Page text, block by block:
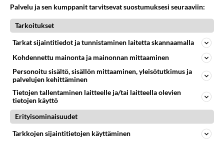
Mulla alkoi eilen illalla ihan tyhjästä todella voimakas
vesiripuli. Päivän olin ollut töissä ja olo hyvä, mitä nyt
yli ...
08.07.2006 09:12 81 68221
SISÄTAUDIT Vastattu 1v
Mieheni on sairaalassa, ollut pari päivää. Kuulema
sappirakon tulehdus. On suonensisäisessä antib.
lääkityksessä samoin...
15.11.2008 12:42
Palvelu ja sen kumppanit tarvitsevat suostumuksesi seuraaviin:
Tarkoitukset
Tarkat sijaintitiedot ja tunnistaminen laitetta skannaamalla
Kohdennettu mainonta ja mainonnan mittaaminen
Personoitu sisältö, sisällön mittaaminen, yleisötutkimus ja
palvelujen kehittäminen
Tietojen tallentaminen laitteelle ja/tai laitteella olevien
tietojen käyttö
Erityisominaisuudet
Tarkkojen sijaintitietojen käyttäminen